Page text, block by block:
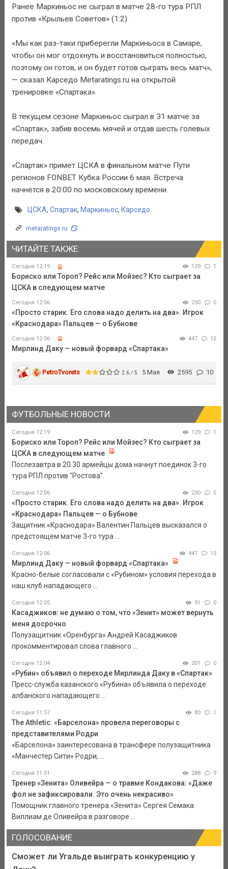
Ранее Маркиньос не сыграл в матче 28-го тура РПЛ
против «Крыльев Советов» (1:2).
«Мы как раз-таки приберегли Маркиньоса в Самаре,
чтобы он мог отдохнуть и восстановиться полностью,
поэтому он готов, и он будет готов сыграть весь матч»,
— сказал Карседо Metaratings.ru на открытой
тренировке «Спартака».
В текущем сезоне Маркиньос сыграл в 31 матче за
«Спартак», забив восемь мячей и отдав шесть голевых
передач.
«Спартак» примет ЦСКА в финальном матче Пути
регионов FONBET Кубка России 6 мая. Встреча
начнётся в 20:00 по московскому времени.
ЦСКА, Спартак, Маркиньос, Карседо
metaratings.ru
ЧИТАЙТЕ ТАКЖЕ:
Сегодня 12:19 129 1
Бориско или Тороп? Рейс или Мойзес? Кто сыграет за
ЦСКА в следующем матче
Сегодня 12:06 230 5
«Просто старик. Его слова надо делить на два». Игрок
«Краснодара» Пальцев — о Бубнове
Сегодня 12:06 447 15
Мирлинд Даку — новый форвард «Спартака»
PetroTvorets 2.6 / 5 5 Мая 2595 10
ФУТБОЛЬНЫЕ НОВОСТИ
Сегодня 12:19 129 1
Бориско или Тороп? Рейс или Мойзес? Кто сыграет за
ЦСКА в следующем матче
Послезавтра в 20.30 армейцы дома начнут поединок 3-го
тура РПЛ против "Ростова".
Сегодня 12:06 230 5
«Просто старик. Его слова надо делить на два». Игрок
«Краснодара» Пальцев — о Бубнове
Защитник «Краснодара» Валентин Пальцев высказался о
предстоящем матче 3-го тура ...
Сегодня 12:06 447 15
Мирлинд Даку — новый форвард «Спартака»
Красно-белые согласовали с «Рубином» условия перехода в
наш клуб нападающего ...
Сегодня 12:05 91 0
Касаджиков: не думаю о том, что «Зенит» может вернуть
меня досрочно
Полузащитник «Оренбурга» Андрей Касаджиков
прокомментировал слова главного ...
Сегодня 12:04 201 0
«Рубин» объявил о переходе Мирлинда Даку в «Спартак»
Пресс-служба казанского «Рубина» объявила о переходе
албанского нападающего ...
Сегодня 11:57 83 1
The Athletic: «Барселона» провела переговоры с
представителями Родри
«Барселона» заинтересована в трансфере полузащитника
«Манчестер Сити» Родри, ...
Сегодня 11:51 288 9
Тренер «Зенита» Оливейра — о травме Кондакова: «Даже
фол не зафиксировали. Это очень некрасиво»
Помощник главного тренера «Зенита» Сергея Семака
Виллиам де Оливейра в разговоре ...
ГОЛОСОВАНИЕ
Сможет ли Угальде выиграть конкуренцию у